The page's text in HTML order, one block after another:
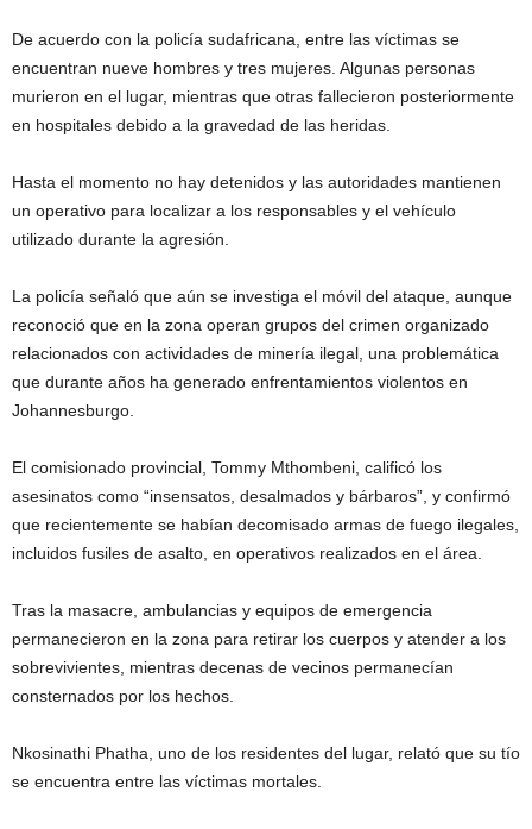
De acuerdo con la policía sudafricana, entre las víctimas se
encuentran nueve hombres y tres mujeres. Algunas personas
murieron en el lugar, mientras que otras fallecieron posteriormente
en hospitales debido a la gravedad de las heridas.
Hasta el momento no hay detenidos y las autoridades mantienen
un operativo para localizar a los responsables y el vehículo
utilizado durante la agresión.
La policía señaló que aún se investiga el móvil del ataque, aunque
reconoció que en la zona operan grupos del crimen organizado
relacionados con actividades de minería ilegal, una problemática
que durante años ha generado enfrentamientos violentos en
Johannesburgo.
El comisionado provincial, Tommy Mthombeni, calificó los
asesinatos como “insensatos, desalmados y bárbaros”, y confirmó
que recientemente se habían decomisado armas de fuego ilegales,
incluidos fusiles de asalto, en operativos realizados en el área.
Tras la masacre, ambulancias y equipos de emergencia
permanecieron en la zona para retirar los cuerpos y atender a los
sobrevivientes, mientras decenas de vecinos permanecían
consternados por los hechos.
Nkosinathi Phatha, uno de los residentes del lugar, relató que su tío
se encuentra entre las víctimas mortales.